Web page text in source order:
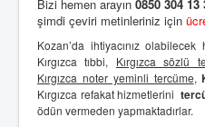
Bizi hemen arayın 0850 304 13
şimdi çeviri metinleriniz için
Kozan’da ihtiyacınız olabilecek
Kırgızca tıbbi, Kırgızca sözlü
Kırgızca noter yeminli tercüme,
Kırgızca refakat hizmetlerini
ödün vermeden yapmaktadırlar.